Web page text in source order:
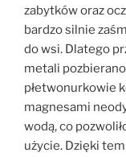
zabytków oraz
bardzo silnie
do wsi. Dlatego
metali
płetwonurkowie
magnesami
wodą, co
użycie. Dzięki